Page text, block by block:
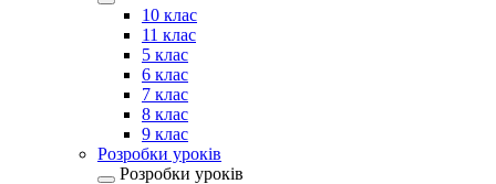
10 клас
11 клас
5 клас
6 клас
7 клас
8 клас
9 клас
Розробки уроків
Розробки уроків